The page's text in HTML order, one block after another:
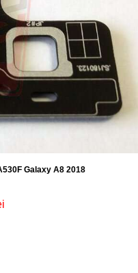
Galaxy A8 2018